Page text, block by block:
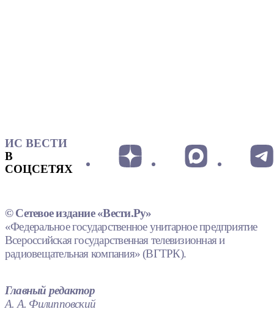
ИС ВЕСТИ
В
СОЦСЕТЯХ
© Сетевое издание «Вести.Ру»
«Федеральное государственное унитарное предприятие
Всероссийская государственная телевизионная и
радиовещательная компания» (ВГТРК).
Главный редактор
А. А. Филипповский